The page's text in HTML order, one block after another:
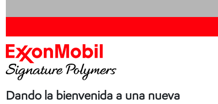
Dando la bienvenida a una nueva